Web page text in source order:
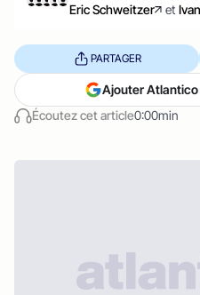
Eric Schweitzer
et
Écoutez cet article0:00min
PARTAGER
Ajouter Atlantico